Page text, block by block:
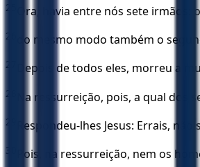
25 Ora, havia entre nós sete
26 do mesmo modo também o
27 Depois de todos eles, morreu a
28 Na ressurreição, pois, a qual
29 Respondeu-lhes Jesus: Errais,
30 Pois, na ressurreição, nem os